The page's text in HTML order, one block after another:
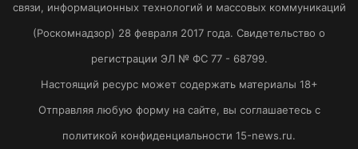
связи, информационных технологий и массовых коммуникаций
(Роскомнадзор) 28 февраля 2017 года. Свидетельство о
регистрации ЭЛ № ФС 77 - 68799.
Настоящий ресурс может содержать материалы 18+
Отправляя любую форму на сайте, вы соглашаетесь с
политикой конфиденциальности 15-news.ru.